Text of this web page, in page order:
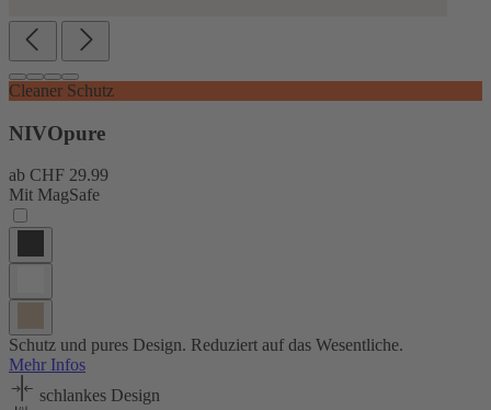
Cleaner Schutz
NIVOpure
ab CHF 29.99
Mit MagSafe
Schutz und pures Design. Reduziert auf das Wesentliche.
Mehr Infos
schlankes Design